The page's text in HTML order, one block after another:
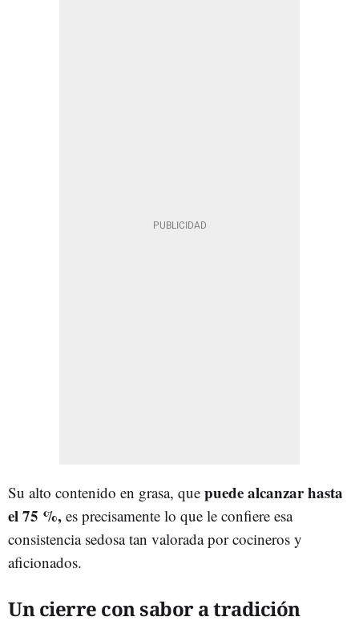
Su alto contenido en grasa, que puede alcanzar hasta
el 75 %, es precisamente lo que le confiere esa
consistencia sedosa tan valorada por cocineros y
aficionados.
Un cierre con sabor a tradición